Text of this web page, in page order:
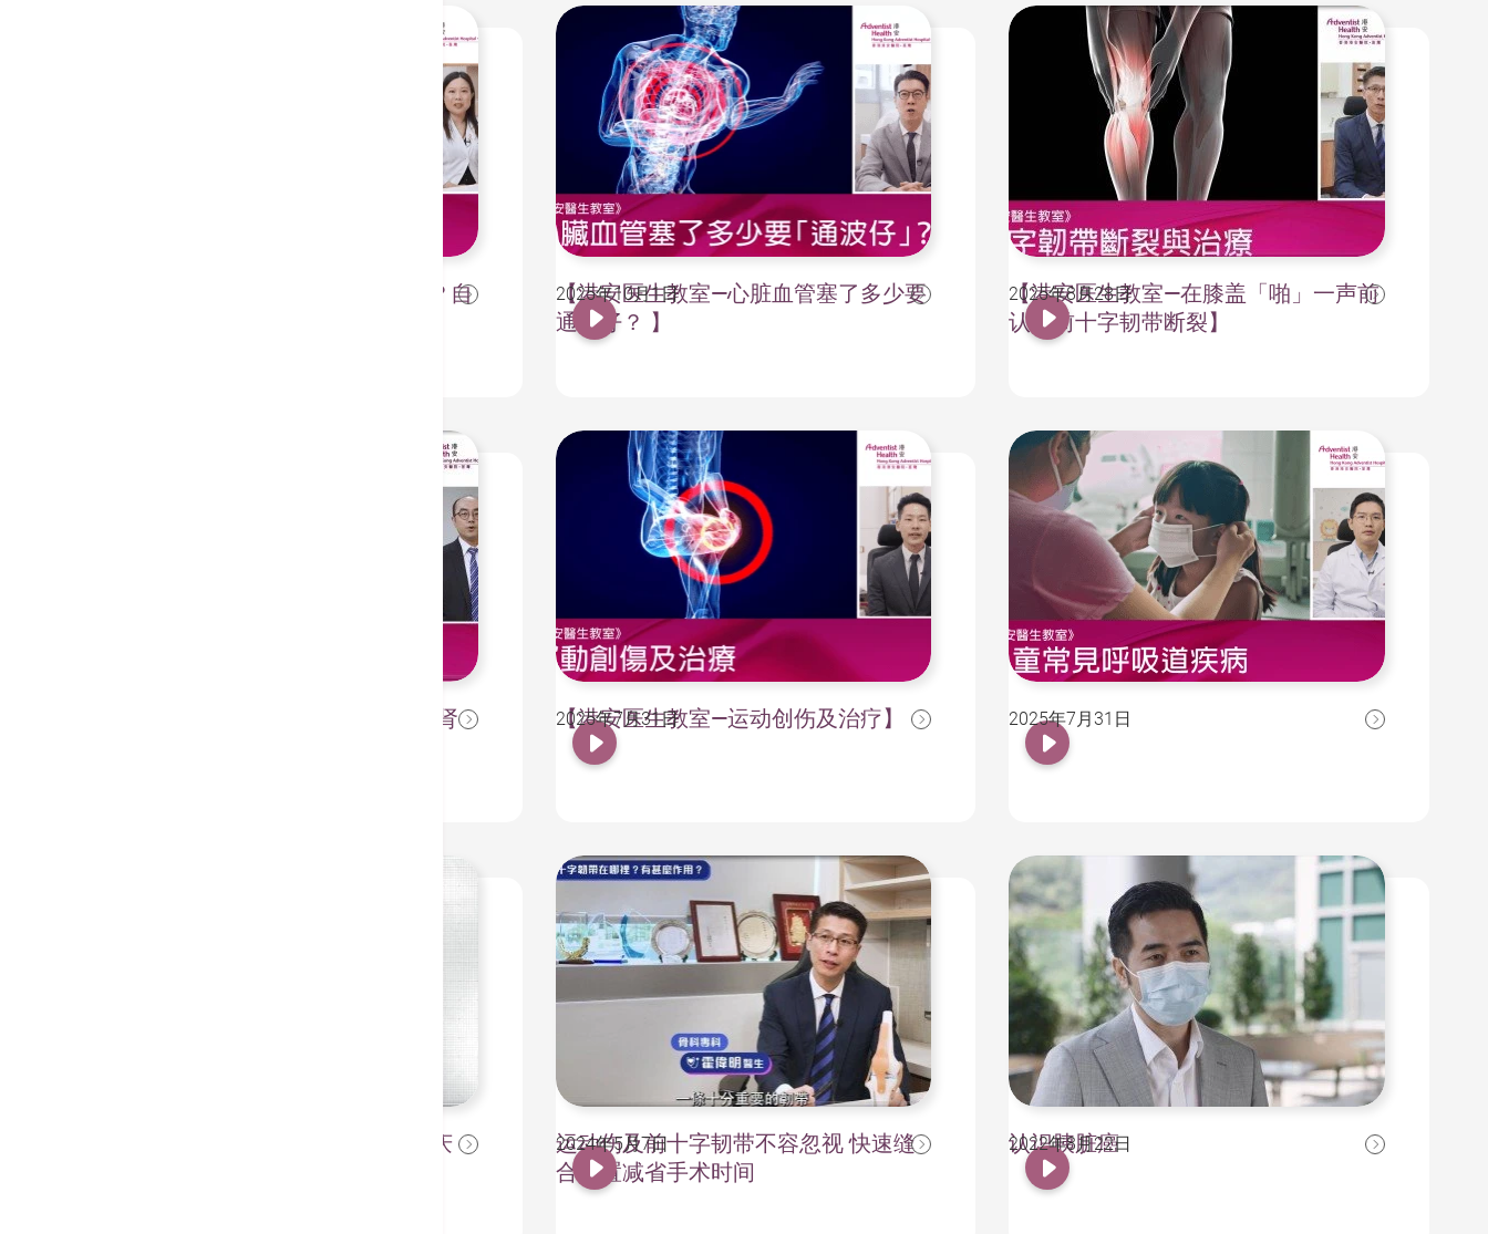
【港安医生教室—乳房硬块是警号？自
【港安医生教室—心脏血管塞了多少要
通波仔？ 】
2025年10月1日
【港安医生教室—在膝盖「啪」一声前
认识前十字韧带断裂】
2025年8月28日
【 港安医生教室 - 别让坏习惯养出肾
【港安医生教室—运动创伤及治疗】
2025年7月31日 2025年7月31日
香港港安医院—荃湾迎来60周年院庆
运动伤及前十字韧带不容忽视 快速缝
合装置减省手术时间
2024年5月7日 认识胰脏癌
2022年8月22日